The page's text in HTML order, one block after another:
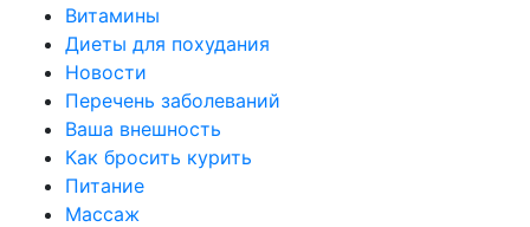
Витамины
Диеты для похудания
Новости
Перечень заболеваний
Ваша внешность
Как бросить курить
Питание
Массаж